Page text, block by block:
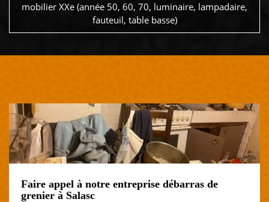
mobilier XXe (année 50, 60, 70, luminaire, lampadaire,
fauteuil, table basse)
Faire appel à notre entreprise débarras de
grenier à Salasc